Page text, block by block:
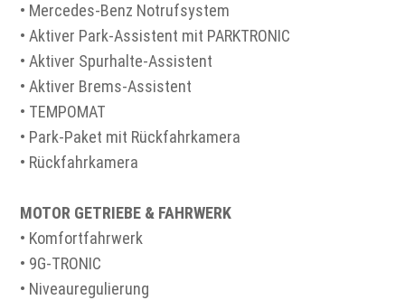
• Mercedes-Benz Notrufsystem
• Aktiver Park-Assistent mit PARKTRONIC
• Aktiver Spurhalte-Assistent
• Aktiver Brems-Assistent
• TEMPOMAT
• Park-Paket mit Rückfahrkamera
• Rückfahrkamera
MOTOR GETRIEBE & FAHRWERK
• Komfortfahrwerk
• 9G-TRONIC
• Niveauregulierung